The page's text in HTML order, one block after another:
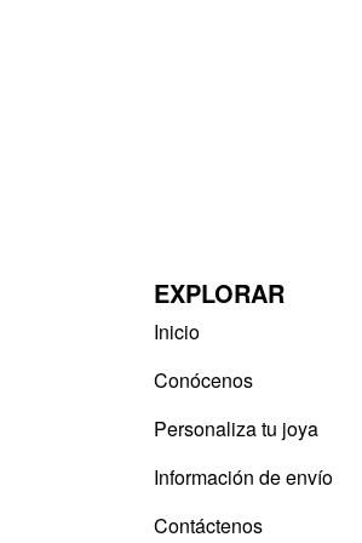
EXPLORAR
Inicio
Conócenos
Personaliza tu joya
Información de envío
Contáctenos